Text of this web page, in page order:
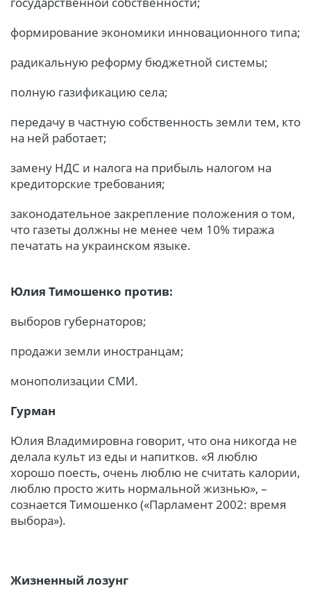
формирование экономики инновационного типа;
радикальную реформу бюджетной системы;
полную газификацию села;
передачу в частную собственность земли тем, кто
на ней работает;
замену НДС и налога на прибыль налогом на
кредиторские требования;
законодательное закрепление положения о том,
что газеты должны не менее чем 10% тиража
печатать на украинском языке.
Юлия Тимошенко против:
выборов губернаторов;
продажи земли иностранцам;
монополизации СМИ.
Гурман
Юлия Владимировна говорит, что она никогда не
делала культ из еды и напитков. «Я люблю
хорошо поесть, очень люблю не считать калории,
люблю просто жить нормальной жизнью», –
сознается Тимошенко («Парламент 2002: время
выбора»).
Жизненный лозунг